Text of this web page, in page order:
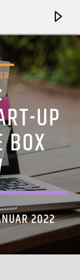
LÊ,
UP
BOX
2022